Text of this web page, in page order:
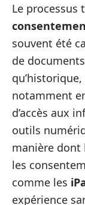
Le processus
souvent été
de
notamment
d’accès aux
outils
manière dont
les
comme les
expérience